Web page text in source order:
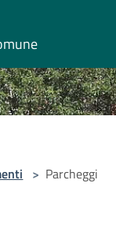
> Parcheggi